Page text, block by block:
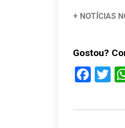
+ NOTÍCIAS
Gostou?